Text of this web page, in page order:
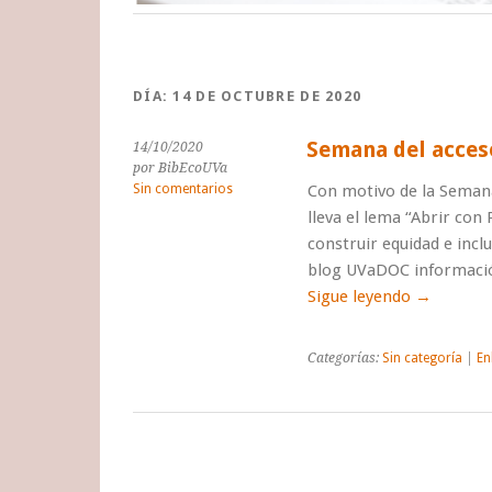
DÍA:14 DE OCTUBRE DE 2020
14/10/2020
por BibEcoUVa
Sin comentarios
Semana del
Con motivo de la
lleva el lema “Abrir
construir equidad e
blog UVaDOC
Sigue leyendo →
Categorías: Sin categoría